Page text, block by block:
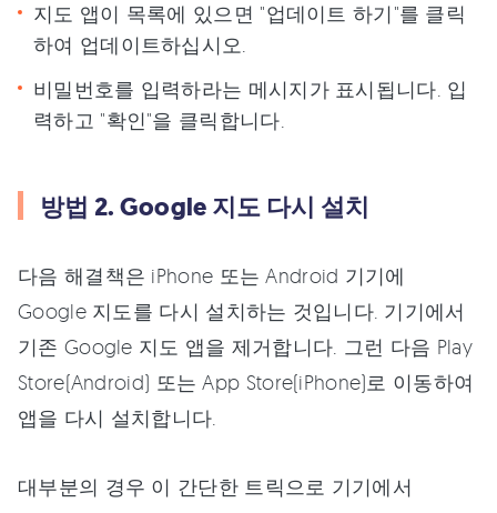
지도 앱이 목록에 있으면 "업데이트 하기"를 클릭
하여 업데이트하십시오.
비밀번호를 입력하라는 메시지가 표시됩니다. 입
력하고 "확인"을 클릭합니다.
방법 2. Google 지도 다시 설치
다음 해결책은 iPhone 또는 Android 기기에
Google 지도를 다시 설치하는 것입니다. 기기에서
기존 Google 지도 앱을 제거합니다. 그런 다음 Play
Store(Android) 또는 App Store(iPhone)로 이동하여
앱을 다시 설치합니다.
대부분의 경우 이 간단한 트릭으로 기기에서